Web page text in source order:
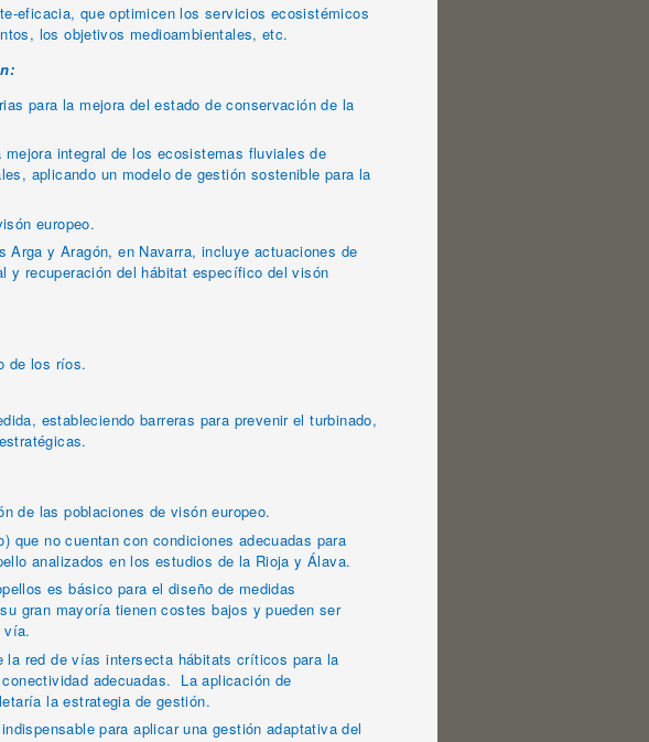
eficacia, que optimicen los servicios ecosistémicos
los objetivos medioambientales, etc.
para la mejora del estado de conservación de la
integral de los ecosistemas fluviales de
aplicando un modelo de gestión sostenible para la
europeo.
y Aragón, en Navarra, incluye actuaciones de
y recuperación del hábitat específico del visón
de los ríos.
estableciendo barreras para prevenir el turbinado,
de las poblaciones de visón europeo.
no cuentan con condiciones adecuadas para
analizados en los estudios de la Rioja y Álava.
es básico para el diseño de medidas
gran mayoría tienen costes bajos y pueden ser
vía.
la red de vías intersecta hábitats críticos para la
adecuadas. La aplicación de
la estrategia de gestión.
para aplicar una gestión adaptativa del